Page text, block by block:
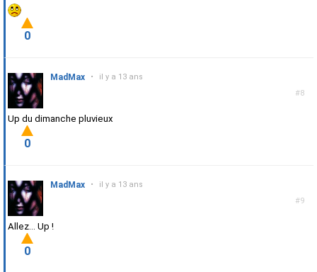
0
#8
MadMax • il y a 13 ans
Up du dimanche pluvieux
0
#9
MadMax • il y a 13 ans
Allez... Up !
0